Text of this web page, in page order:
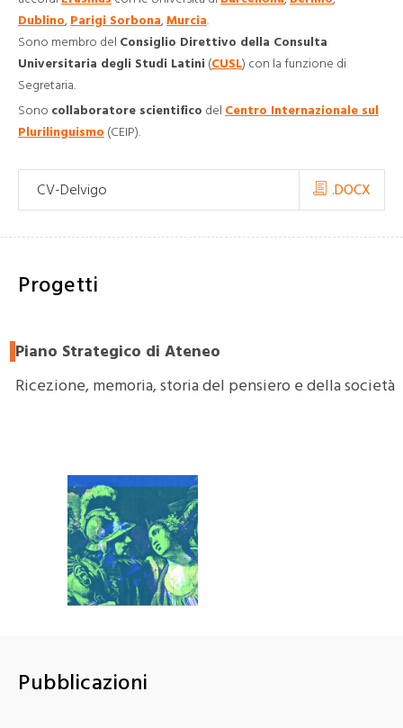
Dublino, Parigi Sorbona,Murcia.
Sono membro del Consiglio Direttivo della Consulta
Universitaria degli Studi Latini (CUSL) con la funzione di
Segretaria.
Sono collaboratore scientifico del Centro Internazionale sul
Plurilinguismo (CEIP).
CV-Delvigo .DOCX
Progetti
Piano Strategico di Ateneo
Ricezione, memoria, storia del pensiero e della società
situazione nella
letteratura
Pubblicazioni